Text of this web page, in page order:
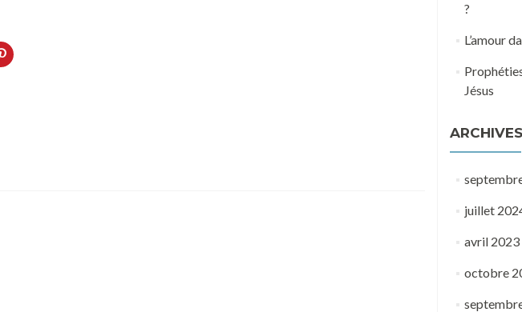
?
L’amour
Jésus
ARCHIVES
juillet
avril 2023
octobre